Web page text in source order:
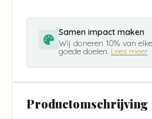
Samen impact maken
Wij doneren 10% van
goede doelen. Lees meer
Productomschrijving